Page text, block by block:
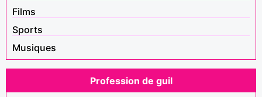
Films
Sports
Musiques
Profession de guil